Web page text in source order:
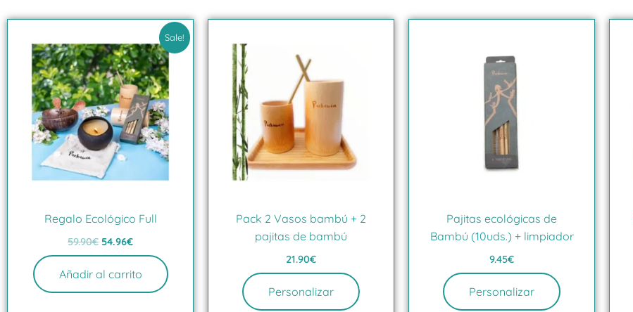
Sale!
Regalo Ecológico Full
59.90€
original
era:
59.90€.
54.96€
precio
actual
es:
54.96€.
Añadir al carrito
Pack 2 Vasos bambú + 2
pajitas de bambú
21.90€
Personalizar
Pajitas ecológicas de
Bambú (10uds.) + limpiador
9.45€
Personalizar